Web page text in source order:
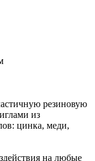
резиновую
из
цинка, меди,
на любые